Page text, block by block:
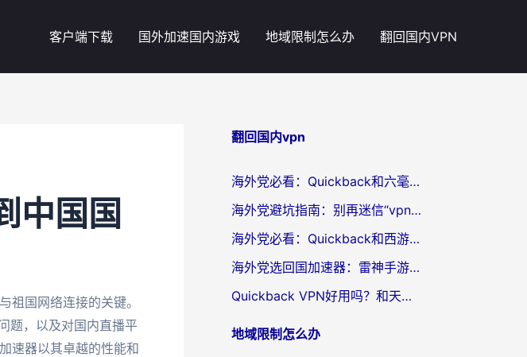
客户端下载 国外加速国内游戏 地域限制怎么办 翻回国内VPN
中国国
祖国网络连接的关键。
题，以及对国内直播平
速器以其卓越的性能和
翻回国内vpn
海外党必看：Quickback和六毫秒好用吗？3步选对回国加速器，无缝刷国内剧玩游戏
海外党避坑指南：别再迷信“vpn 中国免费”，选对回国加速器才能无缝刷国内资源
海外党必看：Quickback和西游哪个好？3个维度教你选对回国加速器
海外党选回国加速器：雷神手游和云帆哪个好？附3组对比+避坑指南
Quickback VPN好用吗？和天速回国VPN对比哪个回国效果更好？海外党必看的真实体验指南
地域限制怎么办